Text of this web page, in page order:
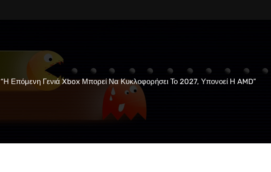
“Η Επόμενη Γενιά Xbox Μπορεί Να Κυκλοφορήσει Το 2027, Υπονοεί Η AMD”